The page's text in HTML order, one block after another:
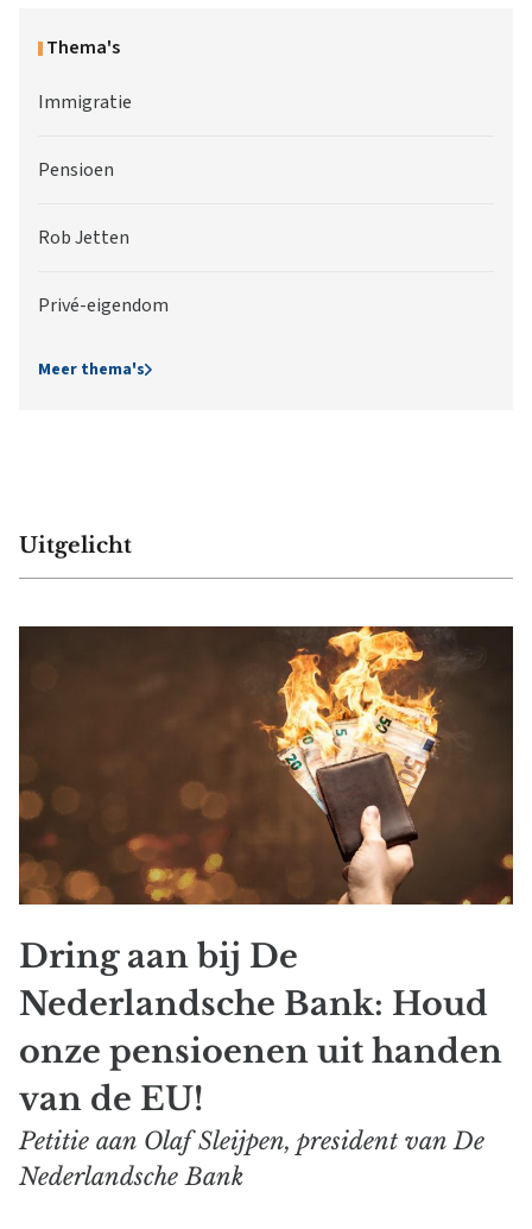
Thema's
Immigratie
Pensioen
Rob Jetten
Privé-eigendom
Meer thema's
Uitgelicht
Dring aan bij De
Nederlandsche Bank: Houd
onze pensioenen uit handen
van de EU!
Petitie aan Olaf Sleijpen, president van De
Nederlandsche Bank